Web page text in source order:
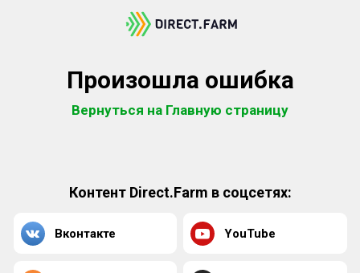
Произошла ошибка
Вернуться на Главную страницу
Контент Direct.Farm в соцсетях:
Вконтакте YouTube